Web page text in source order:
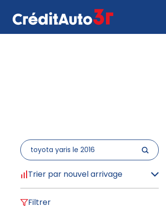
Trier par nouvel arrivage
Filtrer